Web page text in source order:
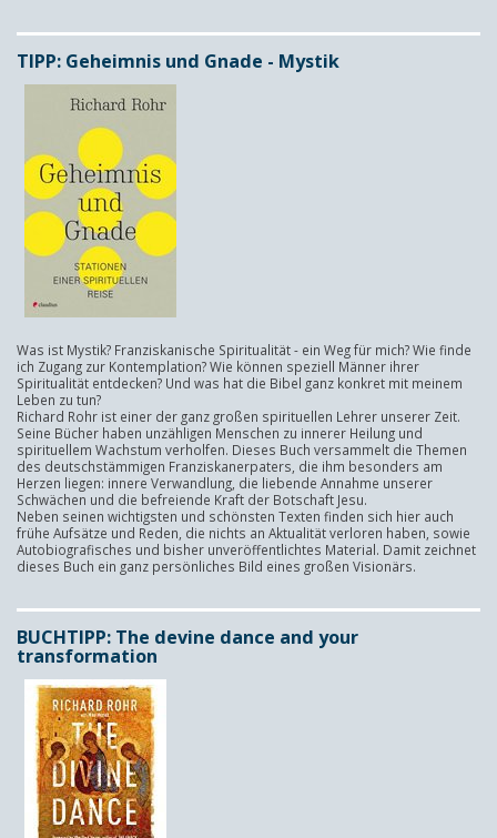
TIPP: Geheimnis und Gnade - Mystik
Was ist Mystik? Franziskanische Spiritualität - ein Weg für mich? Wie finde
ich Zugang zur Kontemplation? Wie können speziell Männer ihrer
Spiritualität entdecken? Und was hat die Bibel ganz konkret mit meinem
Leben zu tun?
Richard Rohr ist einer der ganz großen spirituellen Lehrer unserer Zeit.
Seine Bücher haben unzähligen Menschen zu innerer Heilung und
spirituellem Wachstum verholfen. Dieses Buch versammelt die Themen
des deutschstämmigen Franziskanerpaters, die ihm besonders am
Herzen liegen: innere Verwandlung, die liebende Annahme unserer
Schwächen und die befreiende Kraft der Botschaft Jesu.
Neben seinen wichtigsten und schönsten Texten finden sich hier auch
frühe Aufsätze und Reden, die nichts an Aktualität verloren haben, sowie
Autobiografisches und bisher unveröffentlichtes Material. Damit zeichnet
dieses Buch ein ganz persönliches Bild eines großen Visionärs.
BUCHTIPP: The devine dance and your
transformation